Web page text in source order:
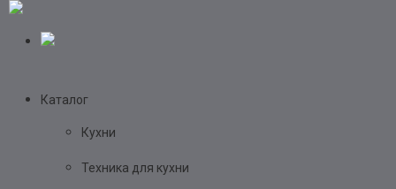
Каталог
Кухни
Техника для кухни